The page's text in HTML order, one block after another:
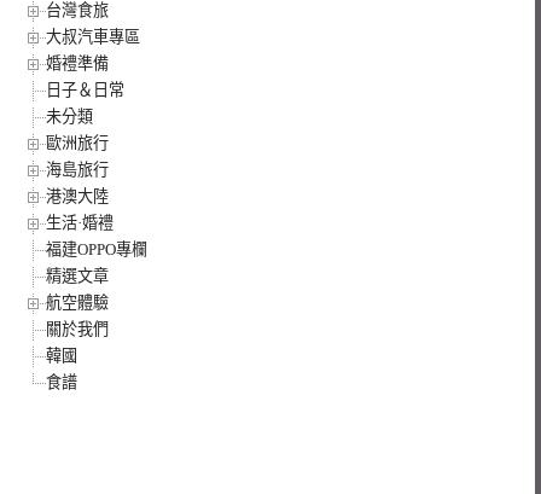
台灣食旅
大叔汽車專區
婚禮準備
日子＆日常
未分類
歐洲旅行
海島旅行
港澳大陸
生活·婚禮
福建OPPO專欄
精選文章
航空體驗
關於我們
韓國
食譜